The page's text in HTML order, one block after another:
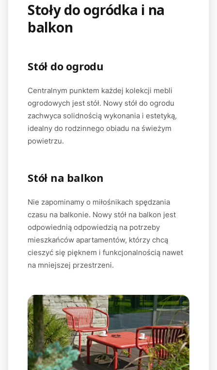
Stoły do ogródka i na
balkon
Stół do ogrodu
Centralnym punktem każdej kolekcji mebli
ogrodowych jest stół. Nowy stół do ogrodu
zachwyca solidnością wykonania i estetyką,
idealny do rodzinnego obiadu na świeżym
powietrzu.
Stół na balkon
Nie zapominamy o miłośnikach spędzania
czasu na balkonie. Nowy stół na balkon jest
odpowiednią odpowiedzią na potrzeby
mieszkańców apartamentów, którzy chcą
cieszyć się pięknem i funkcjonalnością nawet
na mniejszej przestrzeni.